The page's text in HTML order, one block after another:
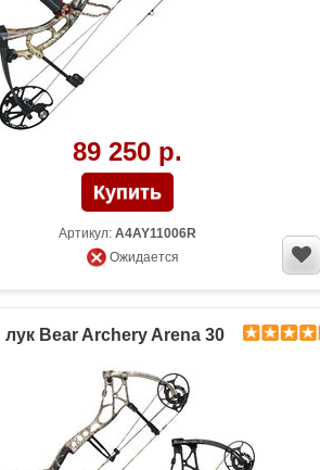
89 250 р.
Артикул: A4AY11006R
Ожидается
Bear Archery Arena 30